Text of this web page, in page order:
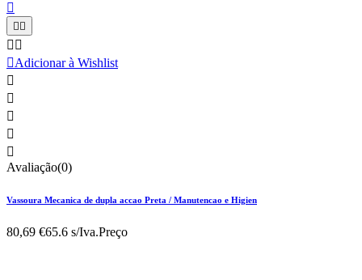

 
 
Adicionar à Wishlist





Avaliação(0)
Vassoura Mecanica de dupla accao Preta / Manutencao e Higien
80,69 €65.6 s/Iva.Preço